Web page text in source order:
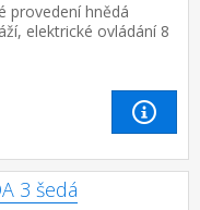
provedení hnědá
elektrické ovládání 8
stupně intenzity
...
3 šedá